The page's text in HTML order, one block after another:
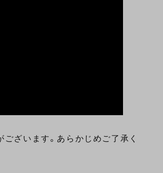
ざいます。あらかじめご了承く